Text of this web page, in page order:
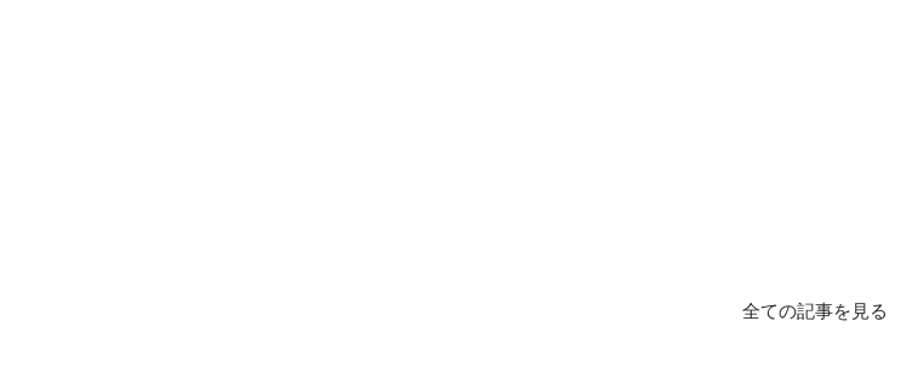
全ての記事を見る